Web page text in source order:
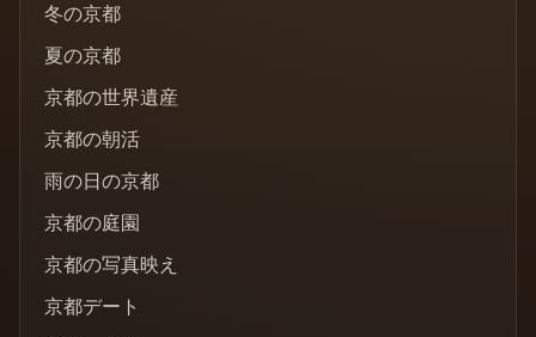
冬の京都
夏の京都
京都の世界遺産
京都の朝活
雨の日の京都
京都の庭園
京都の写真映え
京都デート